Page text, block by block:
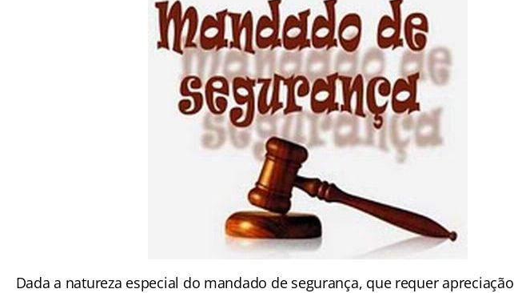
Dada a natureza especial do mandado de segurança, que requer apreciação